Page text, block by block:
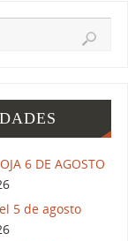
6 DE AGOSTO
5 de agosto